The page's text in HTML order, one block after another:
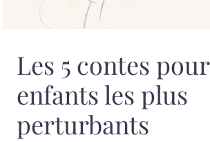
Les 5 contes pour
enfants les plus
perturbants